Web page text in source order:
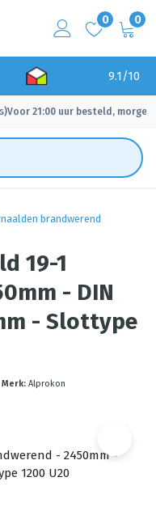
0 0
9.1/10
Voor 21:00 uur besteld, morgen
brandwerend
19-1
- DIN
- Slottype
Merk: Alprokon